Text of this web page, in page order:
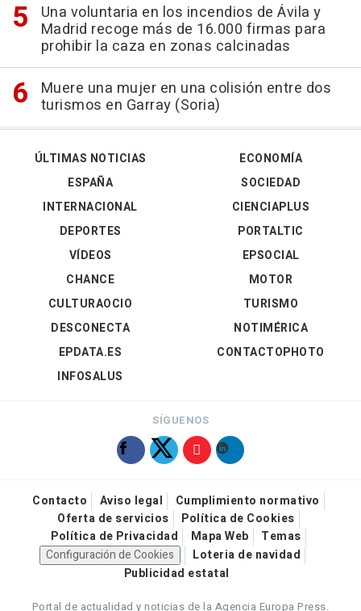
Una voluntaria en los incendios de Ávila y
Madrid recoge más de 16.000 firmas para
prohibir la caza en zonas calcinadas
Muere una mujer en una colisión entre dos
turismos en Garray (Soria)
ÚLTIMAS NOTICIAS
ESPAÑA
INTERNACIONAL
DEPORTES
VÍDEOS
ECONOMÍA
SOCIEDAD
CIENCIAPLUS
PORTALTIC
EPSOCIAL
CHANCE
CULTURAOCIO
DESCONECTA
EPDATA.ES
INFOSALUS
MOTOR
TURISMO
NOTIMÉRICA
CONTACTOPHOTO
SÍGUENOS
Contacto Aviso legal
Cumplimiento normativo
Oferta de servicios
Política de Cookies
Política de Privacidad
Mapa Web
Temas
Configuración de Cookies
Loteria de navidad
Publicidad estatal
Portal de actualidad y noticias de la Agencia Europa Press.